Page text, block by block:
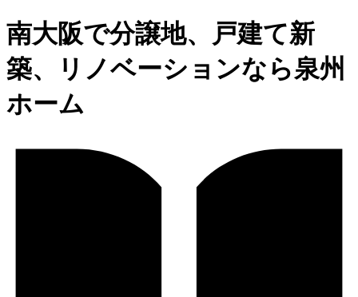
南大阪で分譲地、戸建て新
築、リノベーションなら泉州
ホーム